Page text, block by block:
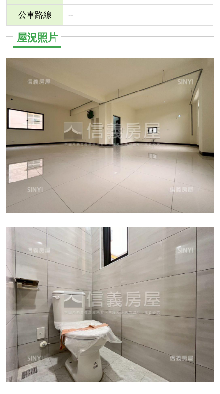
公車路線 --
屋況照片